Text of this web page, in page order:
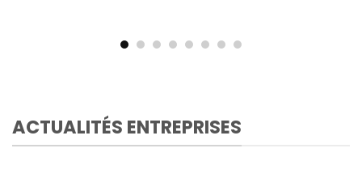
ACTUALITÉS ENTREPRISES